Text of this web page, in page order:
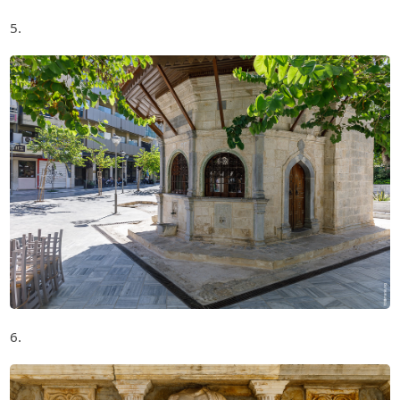
5.
6.